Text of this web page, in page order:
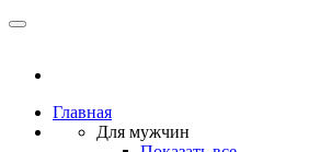
Главная
Для мужчин